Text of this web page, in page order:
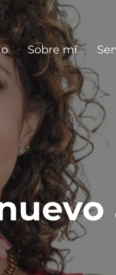
Sobre mí